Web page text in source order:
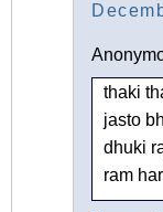
thaki
jasto
dhuki
ram